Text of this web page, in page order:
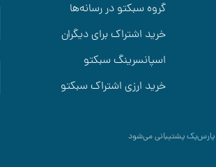
گروه سبکتو در رسانه‌ها
خرید اشتراک برای دیگران
اسپانسرینگ سبکتو
خرید ارزی اشتراک سبکتو
پارس‌پکپشتیبانی می‌شود